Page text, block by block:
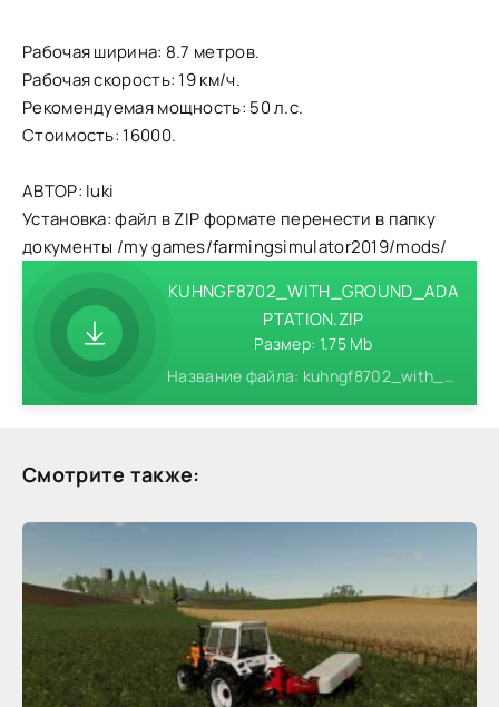
Рабочая ширина: 8.7 метров.
Рабочая скорость: 19 км/ч.
Рекомендуемая мощность: 50 л.с.
Стоимость: 16000.
АВТОР: luki
Установка: файл в ZIP формате перенести в папку
документы /my games/farmingsimulator2019/mods/
KUHNGF8702_WITH_GROUND_ADA
PTATION.ZIP
Размер: 1.75 Mb
Название файла: kuhngf8702_with_ground_adaptation.zip
Смотрите также: